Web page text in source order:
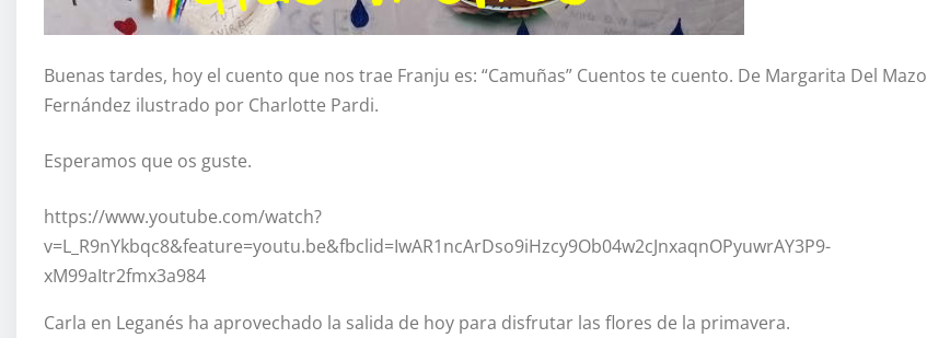
Buenas tardes, hoy el cuento que nos trae Franju es: “Camuñas” Cuentos te cuento. De Margarita Del Mazo
Fernández ilustrado por Charlotte Pardi.
Esperamos que os guste.
https://www.youtube.com/watch?
v=L_R9nYkbqc8&feature=youtu.be&fbclid=IwAR1ncArDso9iHzcy9Ob04w2cJnxaqnOPyuwrAY3P9-
xM99aItr2fmx3a984
Carla en Leganés ha aprovechado la salida de hoy para disfrutar las flores de la primavera.